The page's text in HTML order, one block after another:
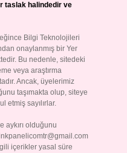
taslak halindedir ve
Bilgi Teknolojileri
onaylanmış bir Yer
Bu nedenle, sitedeki
veya araştırma
Ancak, üyelerimiz
taşımakta olup, siteye
etmiş sayılırlar.
aykırı olduğunu
içerikler yasal süre